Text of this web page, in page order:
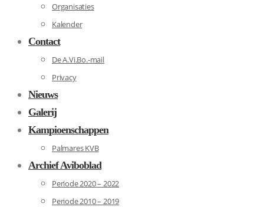
Organisaties
Kalender
Contact
De A.Vi.Bo.-mail
Privacy
Nieuws
Galerij
Kampioenschappen
Palmares KVB
Archief Aviboblad
Periode 2020 – 2022
Periode 2010 – 2019